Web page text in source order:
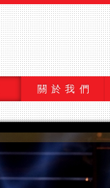
關於我們